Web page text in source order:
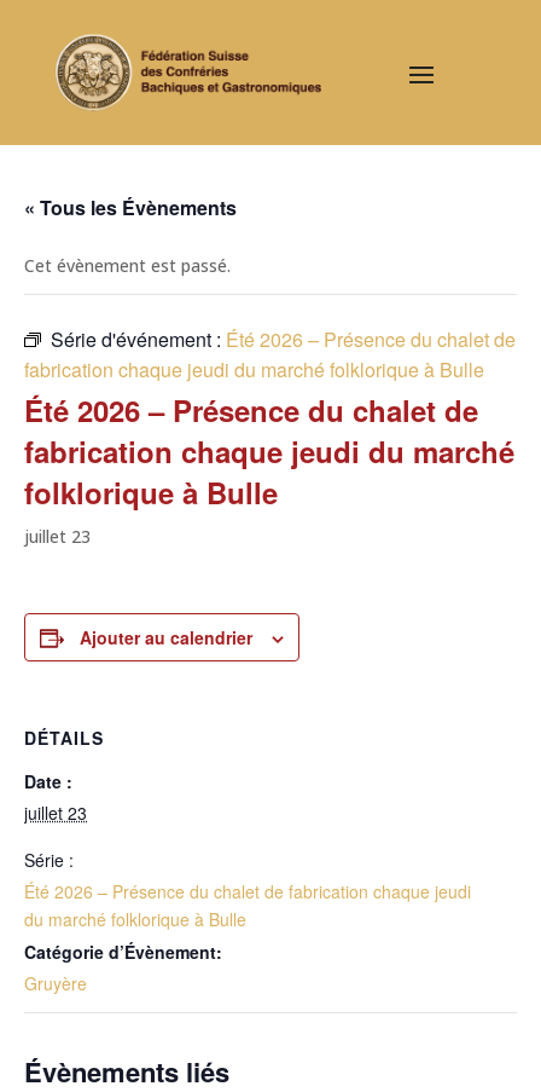
« Tous les Évènements
Cet évènement est passé.
Série d'événement : Été 2026 – Présence du chalet de
fabrication chaque jeudi du marché folklorique à Bulle
Été 2026 – Présence du chalet de
fabrication chaque jeudi du marché
folklorique à Bulle
juillet 23
Ajouter au calendrier
DÉTAILS
Date :
juillet 23
Série :
Été 2026 – Présence du chalet de fabrication chaque jeudi
du marché folklorique à Bulle
Catégorie d’Évènement:
Gruyère
Évènements liés